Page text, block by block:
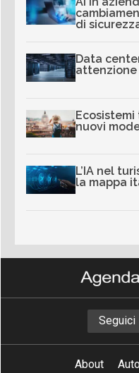
di
Data
attenzione
nuovi
L’IA nel
la mappa
Seguici
About